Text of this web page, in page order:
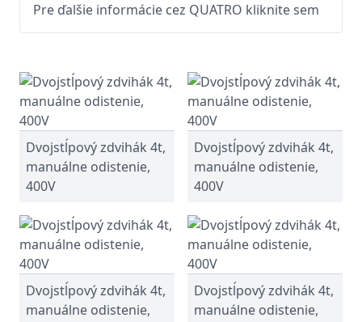
Pre ďalšie informácie cez QUATRO kliknite sem
Dvojstĺpový zdvihák 4t,
manuálne odistenie,
400V
Dvojstĺpový zdvihák 4t,
manuálne odistenie,
400V
Dvojstĺpový zdvihák 4t,
manuálne odistenie,
Dvojstĺpový zdvihák 4t,
manuálne odistenie,